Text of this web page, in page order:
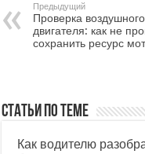
Предыдущий
Проверка
двигателя: как не
сохранить ресурс
Статьи по теме
Как водителю